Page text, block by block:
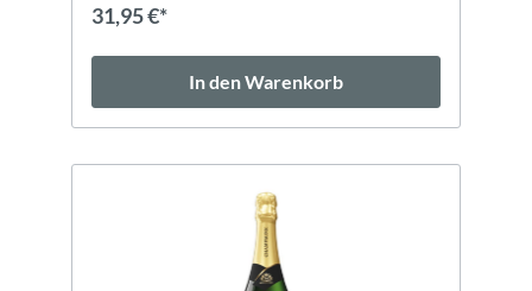
31,95 €*
In den Warenkorb